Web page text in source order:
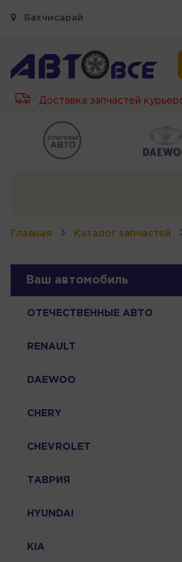
Бахчисарай
Доставка запчастей
Главная Каталог запчастей
Ваш автомобиль
ОТЕЧЕСТВЕННЫЕ АВТО
RENAULT
DAEWOO
CHERY
CHEVROLET
ТАВРИЯ
HYUNDAI
KIA